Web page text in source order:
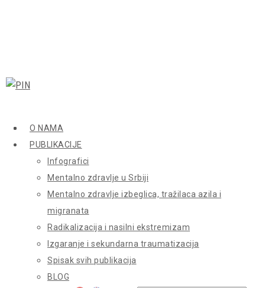
O NAMA
PUBLIKACIJE
Infografici
Mentalno zdravlje u Srbiji
Mentalno zdravlje izbeglica, tražilaca azila i
migranata
Radikalizacija i nasilni ekstremizam
Izgaranje i sekundarna traumatizacija
Spisak svih publikacija
BLOG